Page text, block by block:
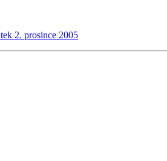
2. prosince 2005